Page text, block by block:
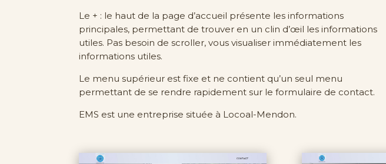
Le + : le haut de la page d’accueil présente les informations
principales, permettant de trouver en un clin d’œil les informations
utiles. Pas besoin de scroller, vous visualiser immédiatement les
informations utiles.
Le menu supérieur est fixe et ne contient qu’un seul menu
permettant de se rendre rapidement sur le formulaire de contact.
EMS est une entreprise située à Locoal-Mendon.